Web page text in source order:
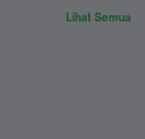
Lihat Semua